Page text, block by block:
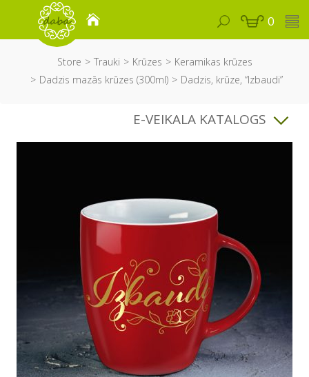
0
Store Trauki Krūzes
Keramikas krūzes
Dadzis mazās krūzes (300ml)
Dadzis, krūze, “Izbaudi”
E-VEIKALA KATALOGS